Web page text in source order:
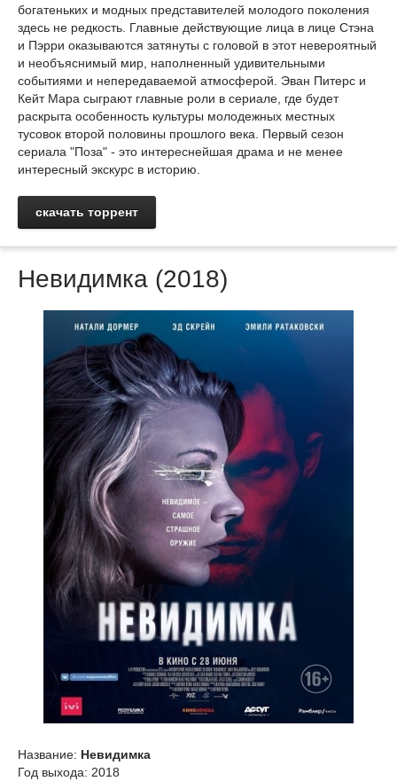
богатеньких и модных представителей молодого поколения
здесь не редкость. Главные действующие лица в лице Стэна
и Пэрри оказываются затянуты с головой в этот невероятный
и необъяснимый мир, наполненный удивительными
событиями и непередаваемой атмосферой. Эван Питерс и
Кейт Мара сыграют главные роли в сериале, где будет
раскрыта особенность культуры молодежных местных
тусовок второй половины прошлого века. Первый сезон
сериала "Поза" - это интереснейшая драма и не менее
интересный экскурс в историю.
скачать торрент
Невидимка (2018)
Название: Невидимка
Год выхода: 2018